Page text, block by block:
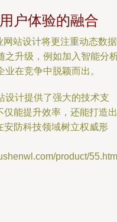
户体验的融合
站设计将更注重动态数据
之升级，例如加入智能分
在竞争中脱颖而出。
设计提供了强大的技术支
能提升效率，还能打造出
安防科技领域树立权威形
product/